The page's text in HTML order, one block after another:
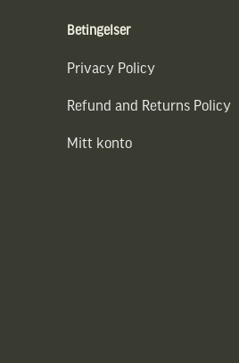
Betingelser
Privacy Policy
Refund and Returns Policy
Mitt konto